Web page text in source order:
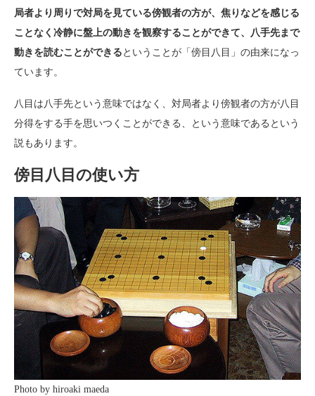
局者より周りで対局を見ている傍観者の方が、焦りなどを感じる
ことなく冷静に盤上の動きを観察することができて、八手先まで
動きを読むことができる ということが「傍目八目」の由来になっ
ています。
八目は八手先という意味ではなく、対局者より傍観者の方が八目
分得をする手を思いつくことができる、という意味であるという
説もあります。
傍目八目の使い方
Photo by hiroaki maeda